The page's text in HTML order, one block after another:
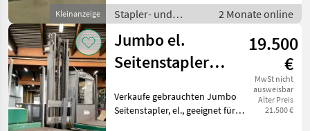
Kleinanzeige
an, fährt und hebt.
Stapler- und
Lagertechnik /
Stapler
2 Monate online
Jumbo el.
Seitenstapler
Zimmerei
19.500
€
MwSt nicht
ausweisbar
Alter Preis
21.500 €
Verkaufe gebrauchten Jumbo
Seitenstapler, el., geeignet für